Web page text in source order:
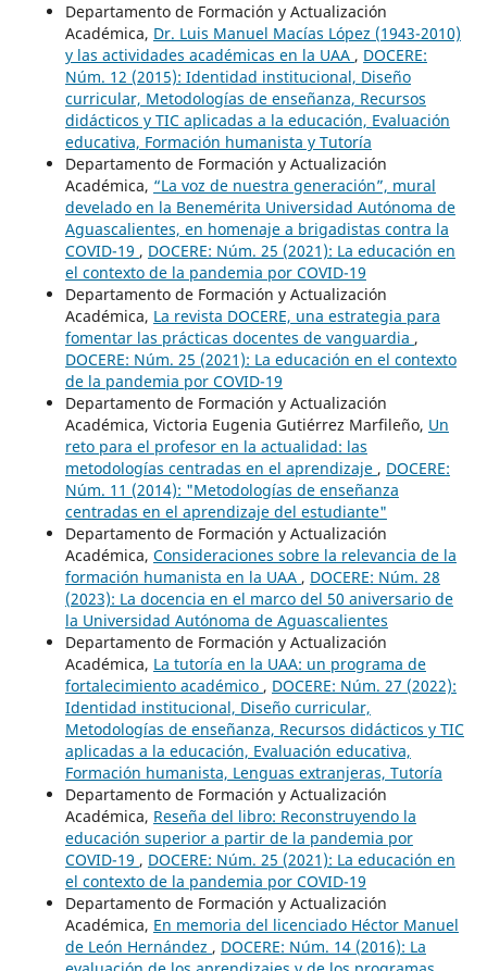
Departamento de Formación y Actualización
Académica, Dr. Luis Manuel Macías López (1943-2010)
y las actividades académicas en la UAA , DOCERE:
Núm. 12 (2015): Identidad institucional, Diseño
curricular, Metodologías de enseñanza, Recursos
didácticos y TIC aplicadas a la educación, Evaluación
educativa, Formación humanista y Tutoría
Departamento de Formación y Actualización
Académica, “La voz de nuestra generación”, mural
develado en la Benemérita Universidad Autónoma de
Aguascalientes, en homenaje a brigadistas contra la
COVID-19 , DOCERE: Núm. 25 (2021): La educación en
el contexto de la pandemia por COVID-19
Departamento de Formación y Actualización
Académica, La revista DOCERE, una estrategia para
fomentar las prácticas docentes de vanguardia ,
DOCERE: Núm. 25 (2021): La educación en el contexto
de la pandemia por COVID-19
Departamento de Formación y Actualización
Académica, Victoria Eugenia Gutiérrez Marfileño, Un
reto para el profesor en la actualidad: las
metodologías centradas en el aprendizaje , DOCERE:
Núm. 11 (2014): "Metodologías de enseñanza
centradas en el aprendizaje del estudiante"
Departamento de Formación y Actualización
Académica, Consideraciones sobre la relevancia de la
formación humanista en la UAA , DOCERE: Núm. 28
(2023): La docencia en el marco del 50 aniversario de
la Universidad Autónoma de Aguascalientes
Departamento de Formación y Actualización
Académica, La tutoría en la UAA: un programa de
fortalecimiento académico , DOCERE: Núm. 27 (2022):
Identidad institucional, Diseño curricular,
Metodologías de enseñanza, Recursos didácticos y TIC
aplicadas a la educación, Evaluación educativa,
Formación humanista, Lenguas extranjeras, Tutoría
Departamento de Formación y Actualización
Académica, Reseña del libro: Reconstruyendo la
educación superior a partir de la pandemia por
COVID-19 , DOCERE: Núm. 25 (2021): La educación en
el contexto de la pandemia por COVID-19
Departamento de Formación y Actualización
Académica, En memoria del licenciado Héctor Manuel
de León Hernández , DOCERE: Núm. 14 (2016): La